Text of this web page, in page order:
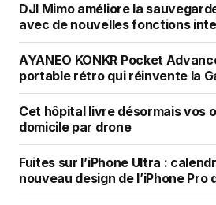
DJI Mimo améliore la
avec de nouvelles fonctions
AYANEO KONKR Pocket
portable rétro qui réinvente la
Cet hôpital livre désormais vos
domicile par drone
Fuites sur l’iPhone Ultra :
nouveau design de l’iPhone Pro